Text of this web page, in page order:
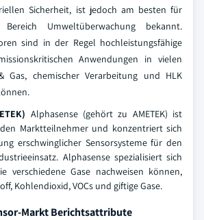
Sicherheit, ist jedoch am besten für
Umweltüberwachung bekannt.
sind in der Regel hochleistungsfähige
Anwendungen in vielen
Gas, chemischer Verarbeitung und HLK
Alphasense (gehört zu AMETEK) ist
Marktteilnehmer und konzentriert sich
erschwinglicher Sensorsysteme für den
Alphasense spezialisiert sich
verschiedene Gase nachweisen können,
Kohlendioxid, VOCs und giftige Gase.
Markt Berichtsattribute